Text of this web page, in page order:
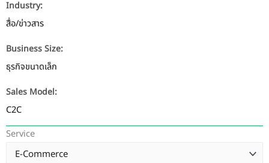
Industry:
สื่อ/ข่าวสาร
Business Size:
ธุรกิจขนาดเล็ก
Sales Model:
C2C
Service